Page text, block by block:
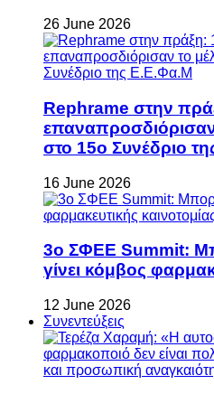
26 June 2026
Rephrame στην
στο 15ο Συνέδριο
16 June 2026
3ο ΣΦΕΕ Summit:
γίνει κόμβος
12 June 2026
Συνεντεύξεις